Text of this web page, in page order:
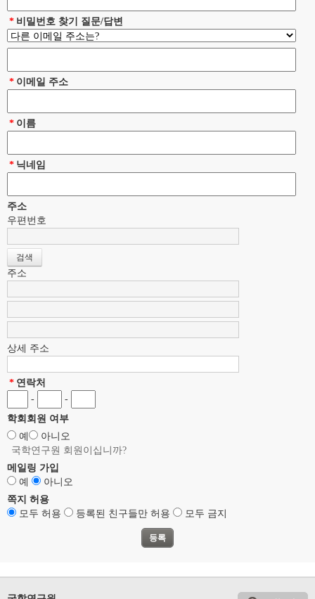
* 비밀번호 찾기 질문/답변
* 이메일 주소
* 이름
* 닉네임
주소
우편번호
주소
상세 주소
* 연락처
-
-
학회회원 여부
예
아니오
국학연구원 회원이십니까?
메일링 가입
예
아니오
쪽지 허용
모두 허용
등록된 친구들만 허용 모두 금지